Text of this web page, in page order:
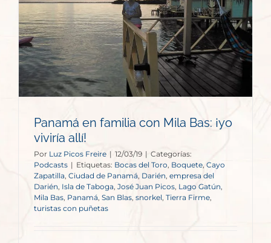
Panamá en familia con Mila Bas: ¡yo
viviría allí!
Por Luz Picos Freire | 12/03/19 | Categorías:
Podcasts | Etiquetas: Bocas del Toro Boquete, Cayo
Zapatilla Ciudad de Panamá, Darién empresa del
Darién Isla de Taboga, José Juan Picos Lago Gatún,
Mila Bas, Panamá, San Blas snorkel, Tierra Firme
turistas con puñetas